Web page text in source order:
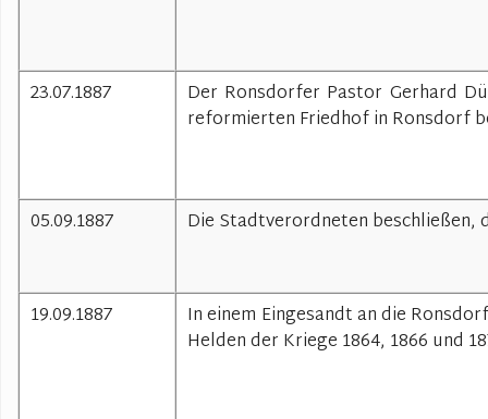
23.07.1887
Der Ronsdorfer Pastor Gerhard
reformierten Friedhof in Ronsdorf
05.09.1887 Die Stadtverordneten beschließen,
19.09.1887
In einem Eingesandt an die
Helden der Kriege 1864, 1866 und